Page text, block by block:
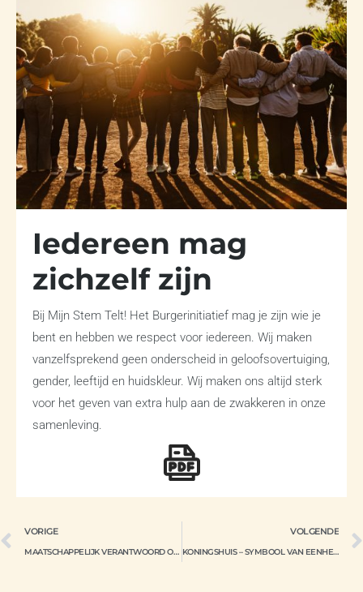
Iedereen mag
zichzelf zijn
Bij Mijn Stem Telt! Het Burgerinitiatief mag je zijn wie je
bent en hebben we respect voor iedereen. Wij maken
vanzelfsprekend geen onderscheid in geloofsovertuiging,
gender, leeftijd en huidskleur. Wij maken ons altijd sterk
voor het geven van extra hulp aan de zwakkeren in onze
samenleving.
VORIGE
MAATSCHAPPELIJK VERANTWOORD ONDERNEMEN IN EEN CIRCULAIRE ECONOMIE
VOLGENDE
KONINGSHUIS – SYMBOOL VAN EENHEID – IN HUIDIGE VORM AFSCHAFFEN